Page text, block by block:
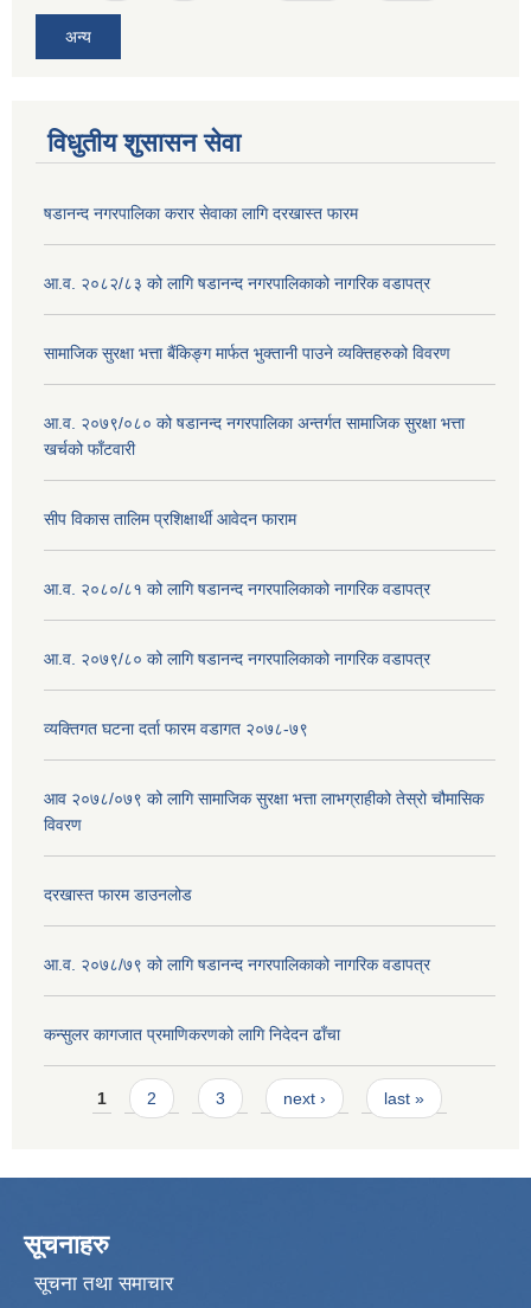
अन्य
विधुतीय शुसासन सेवा
षडानन्द नगरपालिका करार सेवाका लागि दरखास्त फारम
आ.व. २०८२/८३ को लागि षडानन्द नगरपालिकाको नागरिक वडापत्र
सामाजिक सुरक्षा भत्ता बैंकिङ्ग मार्फत भुक्तानी पाउने व्यक्तिहरुको विवरण
आ.व. २०७९/०८० को षडानन्द नगरपालिका अन्तर्गत सामाजिक सुरक्षा भत्ता
खर्चको फाँटवारी
सीप विकास तालिम प्रशिक्षार्थी आवेदन फाराम
आ.व. २०८०/८१ को लागि षडानन्द नगरपालिकाको नागरिक वडापत्र
आ.व. २०७९/८० को लागि षडानन्द नगरपालिकाको नागरिक वडापत्र
व्यक्तिगत घटना दर्ता फारम वडागत २०७८-७९
आव २०७८/०७९ को लागि सामाजिक सुरक्षा भत्ता लाभग्राहीको तेस्रो चौमासिक
विवरण
दरखास्त फारम डाउनलोड
आ.व. २०७८/७९ को लागि षडानन्द नगरपालिकाको नागरिक वडापत्र
कन्सुलर कागजात प्रमाणिकरणको लागि निदेदन ढाँचा
Pages
1 2 3 next › last »
सूचनाहरु
सूचना तथा समाचार